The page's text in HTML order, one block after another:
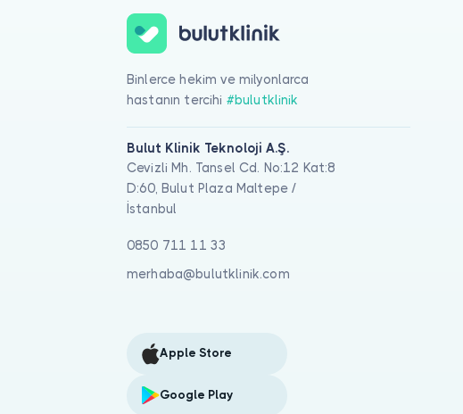
Binlerce hekim ve milyonlarca
hastanın tercihi #bulutklinik
Bulut Klinik Teknoloji A.Ş.
Cevizli Mh. Tansel Cd. No:12 Kat:8
D:60, Bulut Plaza Maltepe /
İstanbul
0850 711 11 33
merhaba@bulutklinik.com
Apple Store
Google Play